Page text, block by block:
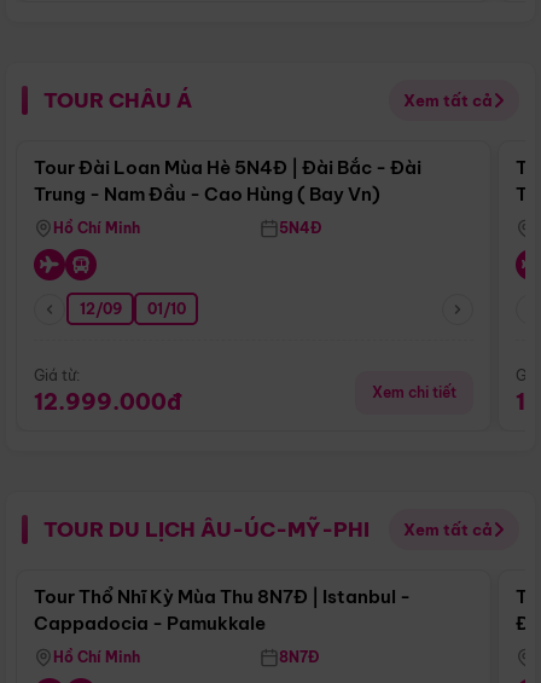
TOUR CHÂU Á Xem tất cả
Điểm nổi bật
Tour Đài Loan Mùa Hè 5N4Đ | Đài Bắc - Đài
Trung - Nam Đầu - Cao Hùng ( Bay Vn)
Hồ Chí Minh 5N4Đ
12/09 01/10
Giá từ:
12.999.000đ Xem chi tiết
TOUR DU LỊCH ÂU-ÚC-MỸ-PHI Xem tất cả
Điểm nổi bật
Tour Thổ Nhĩ Kỳ Mùa Thu 8N7Đ | Istanbul -
Cappadocia - Pamukkale
Hồ Chí Minh 8N7Đ